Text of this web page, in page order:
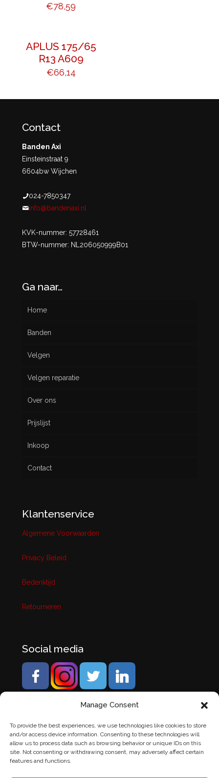
Manage Consent
To provide the best experiences, we use technologies like cookies to store
and/or access device information. Consenting to these technologies will
allow us to process data such as browsing behavior or unique IDs on this
site. Not consenting or withdrawing consent, may adversely affect certain
features and functions.
€78,59
APLUS 175/65
R13 A609
€66,14
Contact
Banden Axi
Einsteinstraat 9
6604bw Wijchen
024-7850347
info@bandenaxi.nl
KVK-nummer: 57728461
BTW-nummer: NL206050999B01
Ga naar…
Home
Banden
Nieuw
Gebruikt
Velgen
Velgen reparatie
Over ons
Prijslijst
Inkoop
Contact
Klantenservice
Algemene Voorwaarden
Privacy Beleid
Bedenktijd
Retourneren
Social media